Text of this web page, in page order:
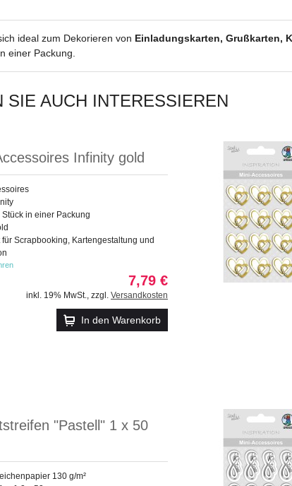
ideal zum Dekorieren von Einladungskarten, Grußkarten,
einer Packung.
SIE AUCH INTERESSIEREN
Infinity gold
Stück in einer Packung
Scrapbooking, Kartengestaltung und
7,79 €
inkl. 19% MwSt., zzgl. Versandkosten
In den Warenkorb
"Pastell" 1 x 50
130 g/m²